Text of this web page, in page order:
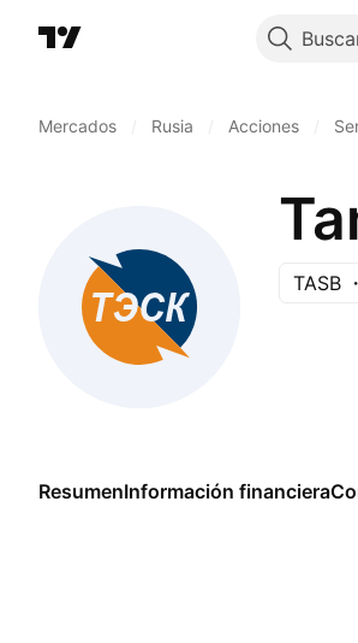
Mercados Rusia Acciones
TASB
ResumenInformación financiera